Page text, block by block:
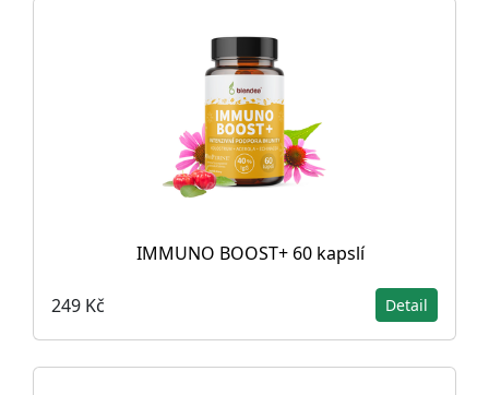
IMMUNO BOOST+ 60 kapslí
249 Kč Detail